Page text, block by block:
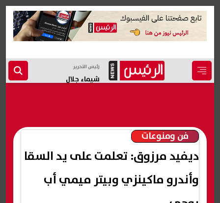
رئيس التحرير
شيماء جلال
فن ومنوعات
ديفيد مرزوق: تعلمت على يد السقا
وأندرو ماكينزي وبيتر ميمي أب